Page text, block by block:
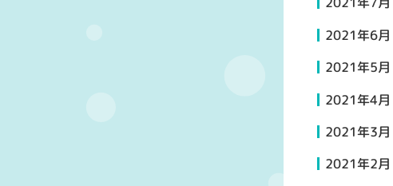
2021年6月
2021年5月
2021年4月
2021年3月
2021年2月